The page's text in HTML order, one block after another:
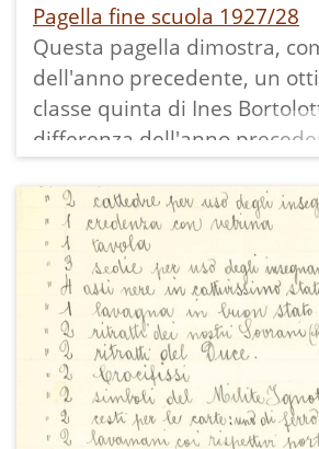
Pagella fine scuola 1927/28
Questa pagella dimostra,
dell'anno precedente, un
classe quinta di Ines
differenza dell'anno
buono e lodevole ma
Avendo raggiunto l'ottavo
frequenza "ha completato
grado superiore e ha
scolastico".
Qui, per un confronto, la
precedente: